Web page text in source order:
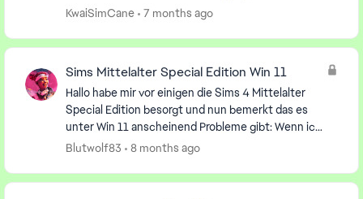
es nun leid, dass man stets nur liest was man al...
KwaiSimCane 7 months ago
Sims Mittelalter Special Edition Win 11
Hallo habe mir vor einigen die Sims 4 Mittelalter
Special Edition besorgt und nun bemerkt das es
unter Win 11 anscheinend Probleme gibt: Wenn ich
versuche zu starten lande ich nach ein paar
Blutwolf83 8 months ago